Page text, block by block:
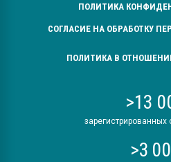
ПОЛИТИКА
СОГЛАСИЕ НА ОБРАБОТКУ
ПОЛИТИКА В
>13
зарегистрированных
>3